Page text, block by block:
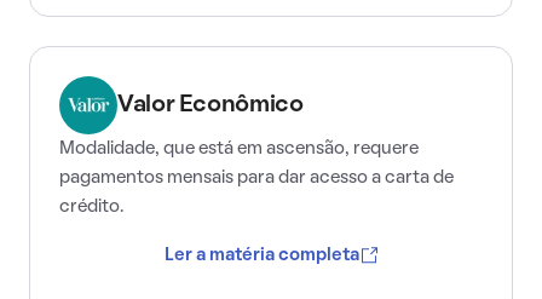
Valor Econômico
Modalidade, que está em ascensão, requere
pagamentos mensais para dar acesso a carta de
crédito.
Ler a matéria completa